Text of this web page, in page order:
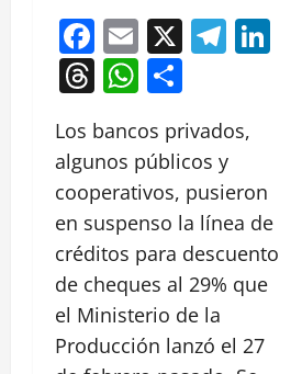
Facebook
Email
X
Threads
WhatsApp
Los bancos privados,
algunos públicos y
cooperativos, pusieron
en suspenso la línea de
créditos para descuento
de cheques al 29% que
el Ministerio de la
Producción lanzó el 27